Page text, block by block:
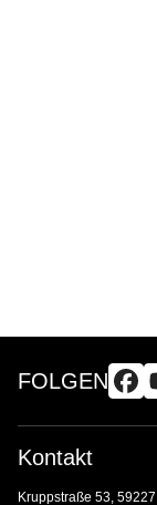
FOLGEN
Kontakt
Kruppstraße 53,